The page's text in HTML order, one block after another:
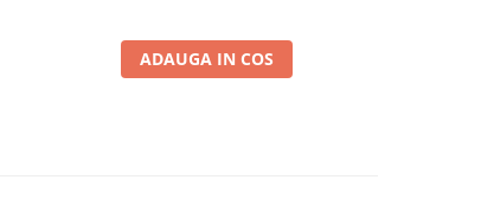
ADAUGA IN COS